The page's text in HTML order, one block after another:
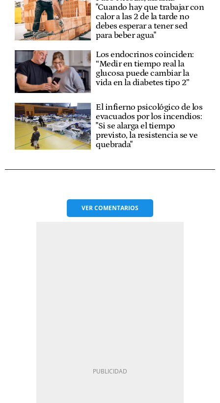
"Cuando hay que trabajar con
calor a las 2 de la tarde no
debes esperar a tener sed
para beber agua"
Los endocrinos coinciden:
“Medir en tiempo real la
glucosa puede cambiar la
vida en la diabetes tipo 2”
El infierno psicológico de los
evacuados por los incendios:
"Si se alarga el tiempo
previsto, la resistencia se ve
quebrada"
VERCOMENTARIOS